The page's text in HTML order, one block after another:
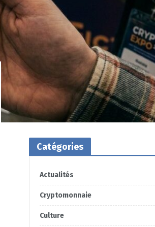
Catégories
Actualités
Cryptomonnaie
Culture